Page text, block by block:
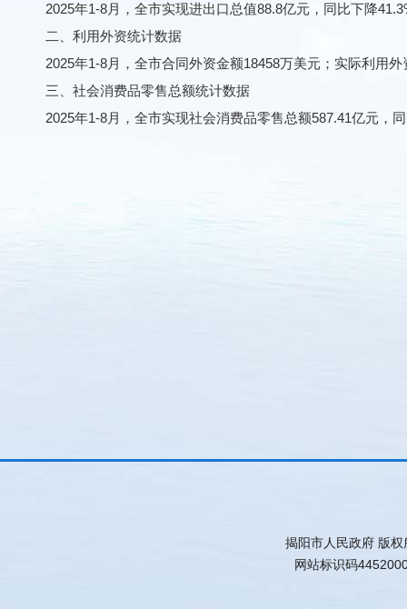
2025年1-8月，全市实现进出口总值88.8亿元，同比下降
二、利用外资统计数据
2025年1-8月，全市合同外资金额18458万美元；实际利用外
三、社会消费品零售总额统计数据
2025年1-8月，全市实现社会消费品零售总额587.41亿元，同
揭阳市人民政府 版
网站标识码